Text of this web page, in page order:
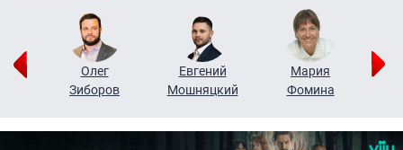
Олег
Зиборов
Евгений
Мошняцкий
Мария
Фомина